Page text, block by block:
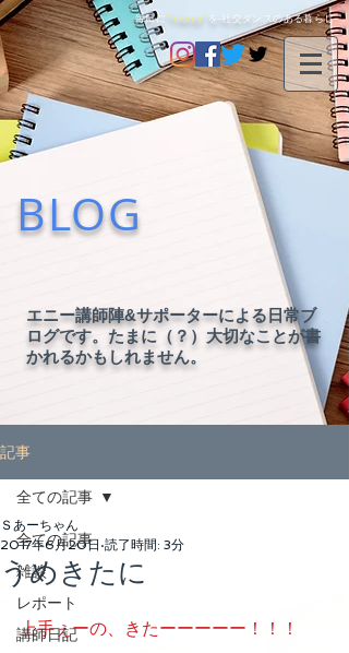
毎日に"happy" を-社交ダンスのある暮らし-
BLOG
エニー講師陣&サポーターによる日常ブ
ログです。たまに（？）大切なことが書
かれるかもしれません。
記事
全ての記事
雑談
レポート
講師日記
全ての記事
うめきたに
Ｓあーちゃん
2017年6月20日 読了時間: 3分
上手ぇーの、きたーーーーー！！！